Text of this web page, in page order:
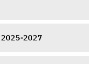
2025-2027